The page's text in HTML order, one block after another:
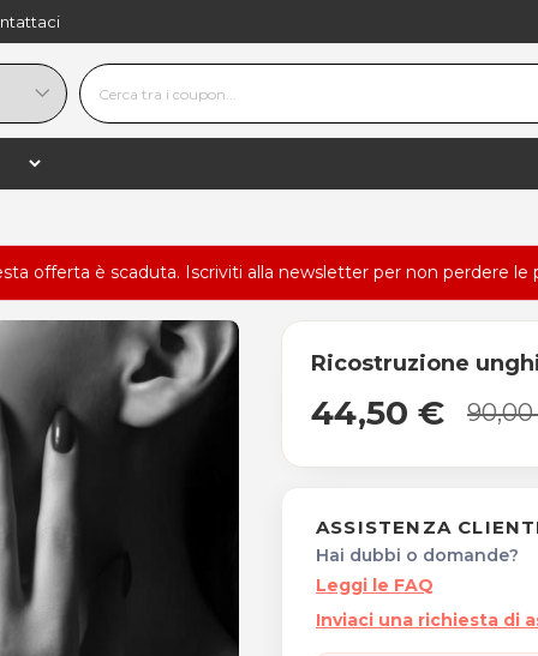
offerta è scaduta. Iscriviti alla newsletter per non perdere le
Ricostruzione
44,50 €
ASSISTENZA
Hai dubbi o domande?
Leggi le FAQ
Inviaci una richiesta di